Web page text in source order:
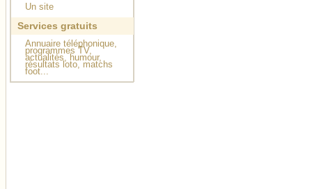
Un site
Services gratuits
Annuaire téléphonique,
programmes TV,
actualités, humour,
résultats loto, matchs
foot...